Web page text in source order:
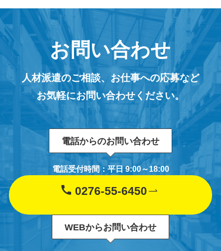
お問い合わせ
人材派遣のご相談、お仕事への応募など
お気軽にお問い合わせください。
電話からのお問い合わせ
電話受付時間：平日 9:00～18:00
0276-55-6450
WEBからお問い合わせ